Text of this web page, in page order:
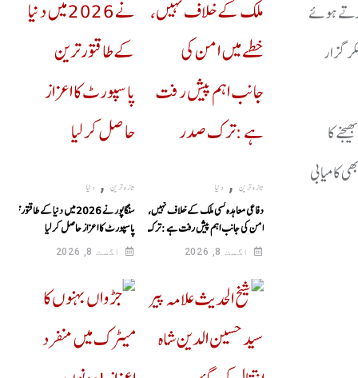
ہوئے
گزار
کا
کے مشن کو بھی کامیابی
تازہ ترین, دنیا
دفاعی معاہدہ کسی ملک کے خلاف نہیں، خطے میں
امن کی جانب اہم پیش رفت ہے : ترک صدر
اگست 8, 2026
تازہ ترین, دنیا
سنگاپور نے 2026 میں دنیا کے طاقتور ترین
پاسپورٹ کا اعزاز حاصل کر لیا
اگست 8, 2026